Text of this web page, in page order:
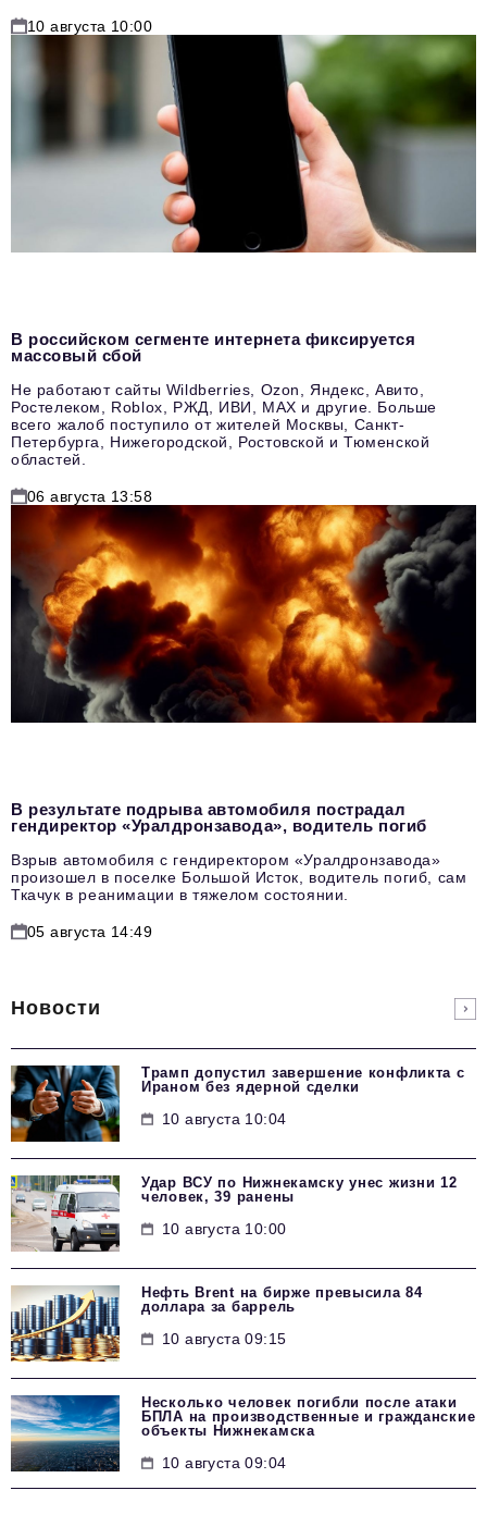
10 августа 10:00
В российском сегменте интернета фиксируется
массовый сбой
Не работают сайты Wildberries, Ozon, Яндекс, Авито,
Ростелеком, Roblox, РЖД, ИВИ, MAX и другие. Больше
всего жалоб поступило от жителей Москвы, Санкт-
Петербурга, Нижегородской, Ростовской и Тюменской
областей.
06 августа 13:58
В результате подрыва автомобиля пострадал
гендиректор «Уралдронзавода», водитель погиб
Взрыв автомобиля с гендиректором «Уралдронзавода»
произошел в поселке Большой Исток, водитель погиб, сам
Ткачук в реанимации в тяжелом состоянии.
05 августа 14:49
Новости
Трамп допустил завершение конфликта с
Ираном без ядерной сделки
10 августа 10:04
Удар ВСУ по Нижнекамску унес жизни 12
человек, 39 ранены
10 августа 10:00
Нефть Brent на бирже превысила 84
доллара за баррель
10 августа 09:15
Несколько человек погибли после атаки
БПЛА на производственные и гражданские
объекты Нижнекамска
10 августа 09:04